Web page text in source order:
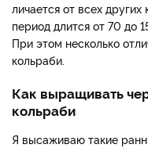
личается от всех
пери­од длится от 70 до
При этом несколько
кольраби.
Как выращивать
кольраби
Я высаживаю такие